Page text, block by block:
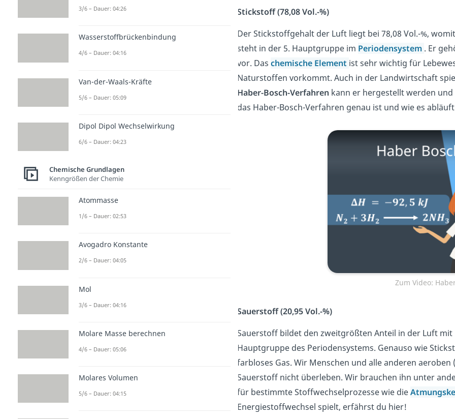
Stickstoff (78,08 Vol.-%)
Der Stickstoffgehalt der Luft liegt bei 78,08 Vol.-%,
steht in der 5. Hauptgruppe im Periodensystem . Er
vor. Das chemische Element ist sehr wichtig für
Naturstoffen vorkommt. Auch in der Landwirtschaft
Haber-Bosch-Verfahren kann er hergestellt werden
das Haber-Bosch-Verfahren genau ist und wie es
Zum Video:
Sauerstoff (20,95 Vol.-%)
Sauerstoff bildet den zweitgrößten Anteil in der Luft
Hauptgruppe des Periodensystems. Genauso wie
farbloses Gas. Wir Menschen und alle anderen
Sauerstoff nicht überleben. Wir brauchen ihn unter
für bestimmte Stoffwechselprozesse wie die
Energiestoffwechsel spielt, erfährst du hier!
3/6 – Dauer: 04:26
Wasserstoffbrückenbindung
4/6 – Dauer: 04:16
Van-der-Waals-Kräfte
5/6 – Dauer: 05:09
Dipol Dipol Wechselwirkung
6/6 – Dauer: 04:23
Chemische Grundlagen
Kenngrößen der Chemie
Atommasse
1/6 – Dauer: 02:53
Avogadro Konstante
2/6 – Dauer: 04:05
Mol
3/6 – Dauer: 04:16
Molare Masse berechnen
4/6 – Dauer: 05:06
Molares Volumen
5/6 – Dauer: 04:15